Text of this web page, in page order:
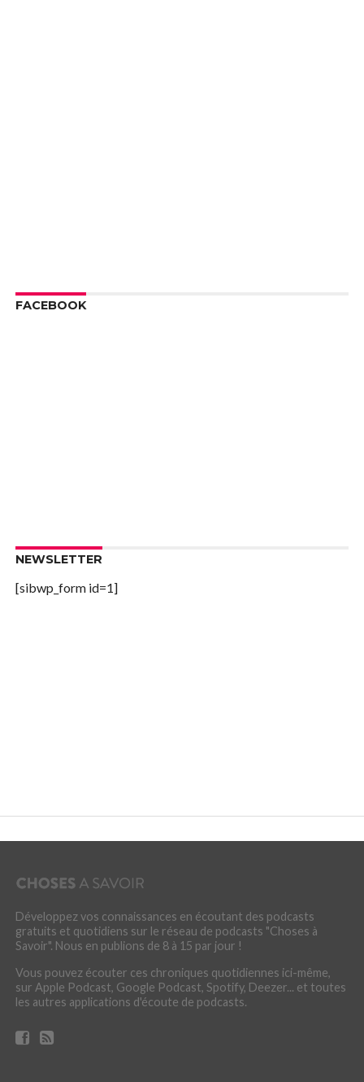
FACEBOOK
NEWSLETTER
[sibwp_form id=1]
Développez vos connaissances en écoutant des podcasts
gratuits et quotidiens sur le réseau de podcasts "Choses à
Savoir". Nous en publions de 8 à 15 par jour !
Vous pouvez écouter ces chroniques quotidiennes ici-même,
sur Apple Podcast, Google Podcast, Spotify, Deezer... et toutes
les autres applications d'écoute de podcasts.